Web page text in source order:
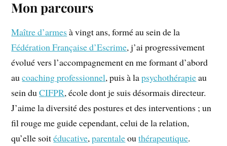
Mon parcours
Maître d’armes à vingt ans, formé au sein de la
Fédération Française d’Escrime, j’ai progressivement
évolué vers l’accompagnement en me formant d’abord
aucoaching professionnel, puis à lapsychothérapieau
sein duCIFPR, école dont je suis désormais directeur.
J’aime la diversité des postures et des interventions ; un
fil rouge me guide cependant, celui de la relation,
qu’elle soitéducative,parentaleouthérapeutique.